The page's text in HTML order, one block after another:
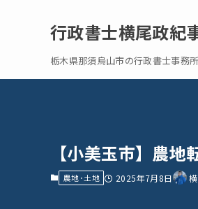
行政書士横尾政紀
栃木県那須烏山市の行政書士事務所
【小美玉市】農地
農地･土地 2025年7月8日